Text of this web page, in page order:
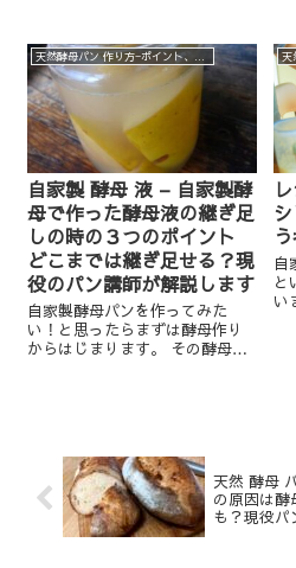
と
か
こ
る
自家製 酵母 液 – 自家製酵
母で作った酵母液の継ぎ足
しの時の３つのポイント
どこまでは継ぎ足せる？現
役のパン講師が解説します
自家製酵母パンを作ってみた
い！と思ったらまずは酵母作り
からはじまります。 その酵母っ
自
と
い
天然 酵母
の原因は酵
も？現役パ